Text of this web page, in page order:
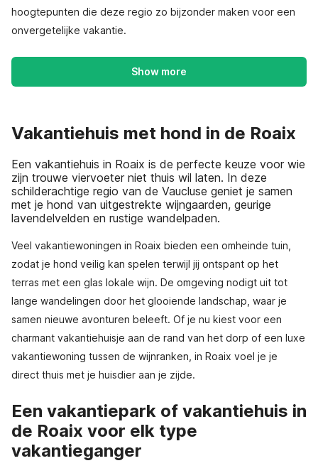
hoogtepunten die deze regio zo bijzonder maken voor een
onvergetelijke vakantie.
Show more
Vakantiehuis met hond in de Roaix
Een vakantiehuis in Roaix is de perfecte keuze voor wie
zijn trouwe viervoeter niet thuis wil laten. In deze
schilderachtige regio van de Vaucluse geniet je samen
met je hond van uitgestrekte wijngaarden, geurige
lavendelvelden en rustige wandelpaden.
Veel vakantiewoningen in Roaix bieden een omheinde tuin,
zodat je hond veilig kan spelen terwijl jij ontspant op het
terras met een glas lokale wijn. De omgeving nodigt uit tot
lange wandelingen door het glooiende landschap, waar je
samen nieuwe avonturen beleeft. Of je nu kiest voor een
charmant vakantiehuisje aan de rand van het dorp of een luxe
vakantiewoning tussen de wijnranken, in Roaix voel je je
direct thuis met je huisdier aan je zijde.
Een vakantiepark of vakantiehuis in
de Roaix voor elk type
vakantieganger